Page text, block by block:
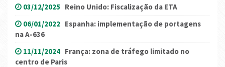
03/12/2025 Reino Unido: Fiscalização da ETA
06/01/2022 Espanha: implementação de portagens
na A-636
11/11/2024 França: zona de tráfego limitado no
centro de Paris